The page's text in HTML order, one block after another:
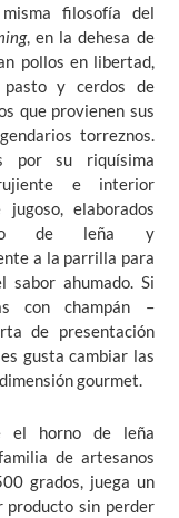
filosofía del
, en la dehesa de
pollos en libertad,
pasto y cerdos de
que provienen sus
torreznos.
por su riquísima
e interior
jugoso, elaborados
de leña y
a la parrilla para
sabor ahumado. Si
con champán –
de presentación
gusta cambiar las
gourmet.
el horno de leña
de artesanos
grados, juega un
producto sin perder